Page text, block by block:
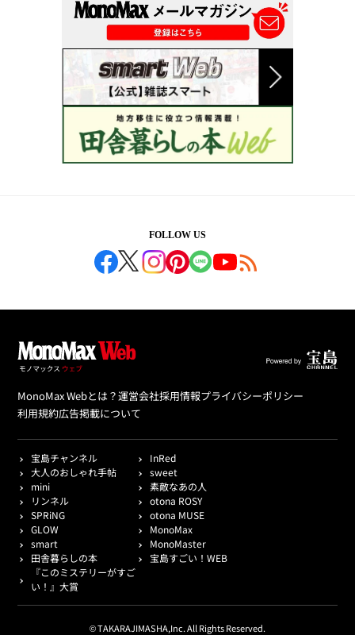
FOLLOW US
MonoMax Webとは？運営会社採用情報プライバシーポリシー
利用規約広告掲載について
宝島チャンネル
InRed
大人のおしゃれ手帖
sweet
mini
素敵なあの人
リンネル
otona ROSY
SPRiNG
otona MUSE
GLOW
MonoMax
smart
MonoMaster
田舎暮らしの本
宝島すごい！WEB
『このミステリーがすご
い！』大賞
© TAKARAJIMASHA,Inc. All Rights Reserved.